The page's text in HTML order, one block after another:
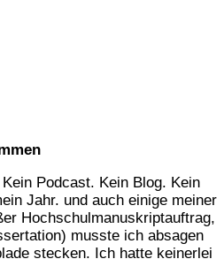
Podcast. Kein Blog. Kein
Jahr. und auch einige meiner
Hochschulmanuskriptauftrag,
musste ich absagen
stecken. Ich hatte keinerlei